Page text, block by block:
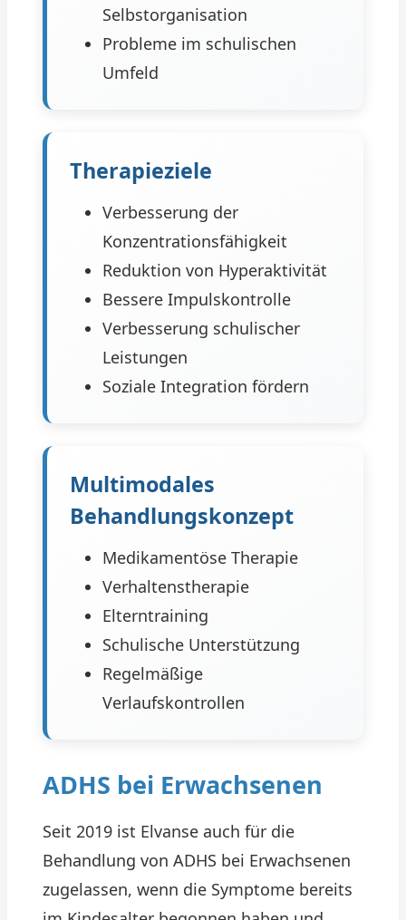
Selbstorganisation
Probleme im schulischen
Umfeld
Therapieziele
Verbesserung der
Konzentrationsfähigkeit
Reduktion von Hyperaktivität
Bessere Impulskontrolle
Verbesserung schulischer
Leistungen
Soziale Integration fördern
Multimodales
Behandlungskonzept
Medikamentöse Therapie
Verhaltenstherapie
Elterntraining
Schulische Unterstützung
Regelmäßige
Verlaufskontrollen
ADHS bei Erwachsenen
Seit 2019 ist Elvanse auch für die
Behandlung von ADHS bei Erwachsenen
zugelassen, wenn die Symptome bereits